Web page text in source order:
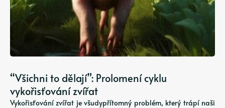
“Všichni to dělají”: Prolomení cyklu
vykořisťování zvířat
Vykořisťování zvířat je všudypřítomný problém, který trápí naši